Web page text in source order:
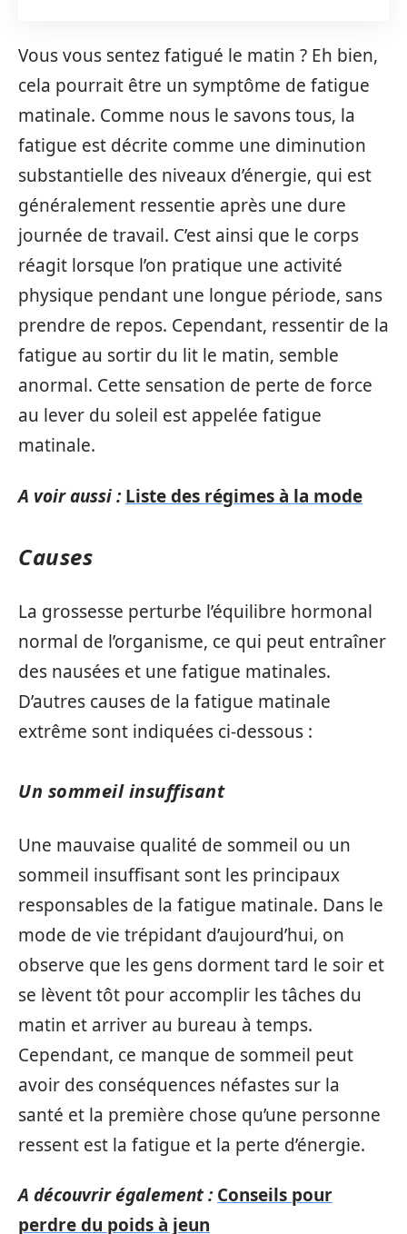
Vous vous sentez fatigué le matin ? Eh bien,
cela pourrait être un symptôme de fatigue
matinale. Comme nous le savons tous, la
fatigue est décrite comme une diminution
substantielle des niveaux d’énergie, qui est
généralement ressentie après une dure
journée de travail. C’est ainsi que le corps
réagit lorsque l’on pratique une activité
physique pendant une longue période, sans
prendre de repos. Cependant, ressentir de la
fatigue au sortir du lit le matin, semble
anormal. Cette sensation de perte de force
au lever du soleil est appelée fatigue
matinale.
A voir aussi : Liste des régimes à la mode
Causes
La grossesse perturbe l’équilibre hormonal
normal de l’organisme, ce qui peut entraîner
des nausées et une fatigue matinales.
D’autres causes de la fatigue matinale
extrême sont indiquées ci-dessous :
Un sommeil insuffisant
Une mauvaise qualité de sommeil ou un
sommeil insuffisant sont les principaux
responsables de la fatigue matinale. Dans le
mode de vie trépidant d’aujourd’hui, on
observe que les gens dorment tard le soir et
se lèvent tôt pour accomplir les tâches du
matin et arriver au bureau à temps.
Cependant, ce manque de sommeil peut
avoir des conséquences néfastes sur la
santé et la première chose qu’une personne
ressent est la fatigue et la perte d’énergie.
A découvrir également : Conseils pour
perdre du poids à jeun